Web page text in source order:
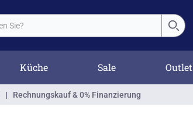
Küche Sale
| Rechnungskauf & 0% Finanzierung